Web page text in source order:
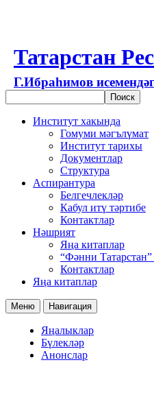
Татарстан
Г.Ибраһимов
Институт хакында
Гомуми мәгълүмат
Институт тарихы
Документлар
Структура
Аспирантура
Белгечлекләр
Кабул итү тәртибе
Контактлар
Нәшрият
Яңа китаплар
“Фәнни
Контактлар
Яңа китаплар
Меню Навигация
Яңалыклар
Бүлекләр
Анонслар